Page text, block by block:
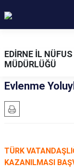
EDİRNE İL
MÜDÜRLÜĞÜ
Evlenme
TÜRK
KAZANILMASI